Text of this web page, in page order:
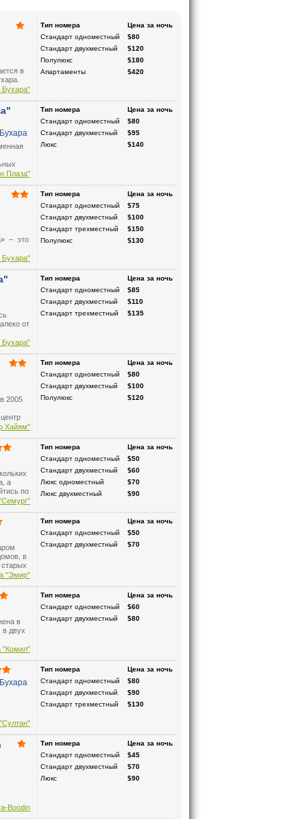
в
г.
Бухара"
Тип номера
Цена за ночь
Стандарт одноместный
$80
Стандарт двухместный
$120
Полулюкс
$180
Апартаменты
$420
Плаза"
Тип номера
Цена за ночь
Стандарт одноместный
$80
Стандарт двухместный
$95
Люкс
$140
– это
Бухара"
Тип номера
Цена за ночь
Стандарт одноместный
$75
Стандарт двухместный
$100
Стандарт трехместный
$150
Полулюкс
$130
от
Бухара"
Тип номера
Цена за ночь
Стандарт одноместный
$85
Стандарт двухместный
$110
Стандарт трехместный
$135
2005
Хайям"
Тип номера
Цена за ночь
Стандарт одноместный
$80
Стандарт двухместный
$100
Полулюкс
$120
а
по
10-15
Тип номера
Цена за ночь
Стандарт одноместный
$50
Стандарт двухместный
$60
Люкс одноместный
$70
Люкс двухместный
$90
в
вы
"Эмир"
Тип номера
Цена за ночь
Стандарт одноместный
$50
Стандарт двухместный
$70
в
в двух
"Комил"
Тип номера
Цена за ночь
Стандарт одноместный
$60
Стандарт двухместный
$80
-
Тип номера
Цена за ночь
Стандарт одноместный
$80
Стандарт двухместный
$90
Стандарт трехместный
$130
Boodin
Тип номера
Цена за ночь
Стандарт одноместный
$45
Стандарт двухместный
$70
Люкс
$90